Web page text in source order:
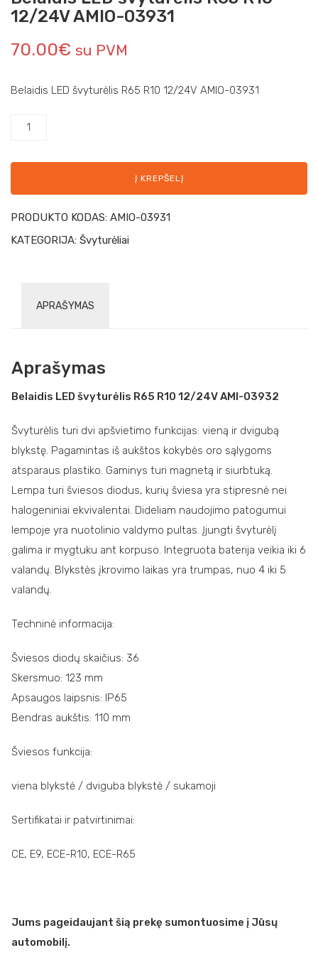
12/24V AMIO-03931
70.00€ su PVM
Belaidis LED švyturėlis R65 R10 12/24V AMIO-03931
Į KREPŠELĮ
PRODUKTO KODAS: AMIO-03931
KATEGORIJA: Švyturėliai
APRAŠYMAS
Aprašymas
Belaidis LED švyturėlis R65 R10 12/24V AMI-03932
Švyturėlis turi dvi apšvietimo funkcijas: vieną ir dvigubą
blykstę. Pagamintas iš aukštos kokybės oro sąlygoms
atsparaus plastiko. Gaminys turi magnetą ir siurbtuką.
Lempa turi šviesos diodus, kurių šviesa yra stipresnė nei
halogeniniai ekvivalentai. Dideliam naudojimo patogumui
lempoje yra nuotolinio valdymo pultas. Įjungti švyturėlį
galima ir mygtuku ant korpuso. Integruota baterija veikia iki 6
valandų. Blykstės įkrovimo laikas yra trumpas, nuo 4 iki 5
valandų.
Techninė informacija:
Šviesos diodų skaičius: 36
Skersmuo: 123 mm
Apsaugos laipsnis: IP65
Bendras aukštis: 110 mm
Šviesos funkcija:
viena blykstė / dviguba blykstė / sukamoji
Sertifikatai ir patvirtinimai:
CE, E9, ECE-R10, ECE-R65
Jums pageidaujant šią prekę sumontuosime į Jūsų
automobilį.